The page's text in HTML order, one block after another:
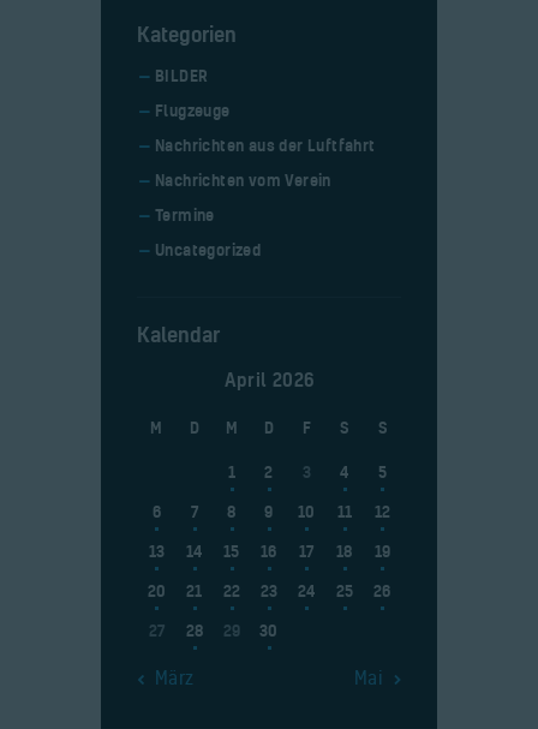
Kategorien
BILDER
Flugzeuge
Nachrichten aus der Luftfahrt
Nachrichten vom Verein
Termine
Uncategorized
Kalendar
April 2026
M D M D F S S
1 2 3 4
5
6
7 8 9 10 11
12
13
14 15 16 17 18
19
20
21 22 23 24 25
26
27
28 29 30
« März Mai »